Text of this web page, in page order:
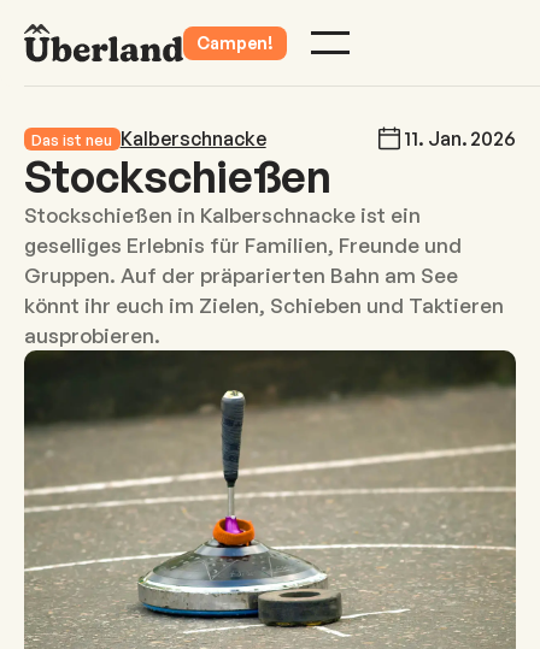
Campen!
Das ist neu Kalberschnacke 11. Jan. 2026
Stockschießen
Stockschießen in Kalberschnacke ist ein
geselliges Erlebnis für Familien, Freunde und
Gruppen. Auf der präparierten Bahn am See
könnt ihr euch im Zielen, Schieben und Taktieren
ausprobieren.